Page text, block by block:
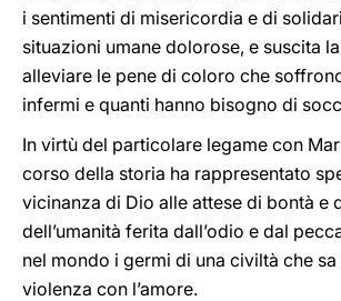
i sentimenti di misericordia e di
situazioni umane dolorose, e suscita
alleviare le pene di coloro che
infermi e quanti hanno bisogno di
In virtù del particolare legame con
corso della storia ha rappresentato
vicinanza di Dio alle attese di bontà e
dell’umanità ferita dall’odio e dal
nel mondo i germi di una civiltà che
violenza con l’amore.